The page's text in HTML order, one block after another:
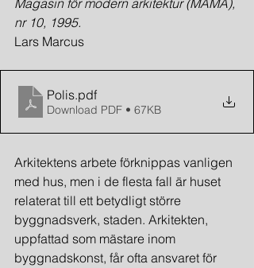
Magasin för modern arkitektur (MAMA),
nr 10, 1995.
Lars Marcus
Polis.pdf
Download PDF • 67KB
Arkitektens arbete förknippas vanligen
med hus, men i de flesta fall är huset
relaterat till ett betydligt större
byggnadsverk, staden. Arkitekten,
uppfattad som mästare inom
byggnadskonst, får ofta ansvaret för